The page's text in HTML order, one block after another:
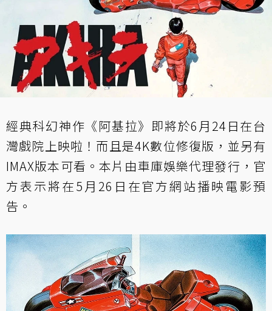
經典科幻神作《阿基拉》即將於6月24日在台
灣戲院上映啦！而且是4K數位修復版，並另有
IMAX版本可看。本片由車庫娛樂代理發行， 官
方表示將在5月26日在官方網站播映電影預
告。